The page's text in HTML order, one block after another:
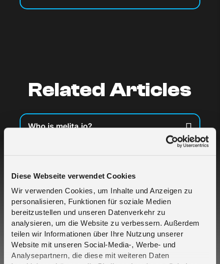
Diese Webseite verwendet Cookies
Wir verwenden Cookies, um Inhalte und Anzeigen zu
personalisieren, Funktionen für soziale Medien
bereitzustellen und unseren Datenverkehr zu
analysieren, um die Website zu verbessern. Außerdem
teilen wir Informationen über Ihre Nutzung unserer
Website mit unseren Social-Media-, Werbe- und
Analysepartnern, die diese mit weiteren Daten
Related Articles
Who is melita.io?
I buy SIMs for myself but for different
projects – which is the best approach?
What are the applicable charges per SIM?
Will my device work with the melita.io SIM?